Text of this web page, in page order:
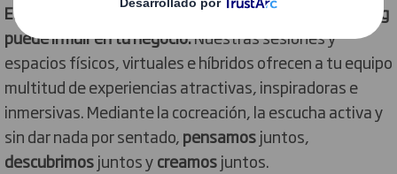
Es hora de que descubras hasta qué punto el packaging
puede influir en tu negocio.Nuestras sesiones y
espacios físicos, virtuales e híbridos ofrecen a tu equipo
multitud de experiencias atractivas, inspiradoras e
inmersivas. Mediante la cocreación, la escucha activa y
sin dar nada por sentado,pensamosjuntos,
descubrimosjuntos ycreamosjuntos.